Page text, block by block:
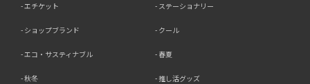
エチケット ステーショナリー
ショップブランド クール
エコ・サスティナブル 春夏
秋冬 推し活グッズ